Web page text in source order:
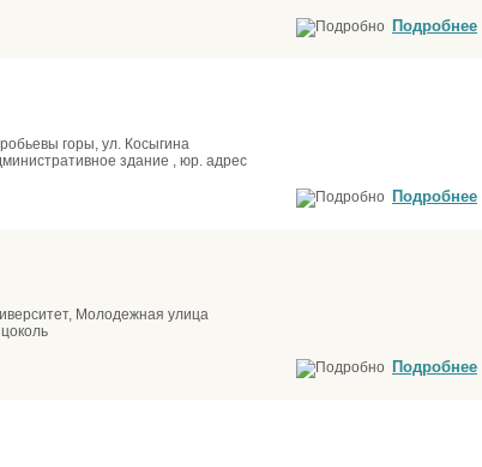
Подробнее
горы, ул. Косыгина
здание , юр. адрес
Подробнее
Молодежная улица
Подробнее